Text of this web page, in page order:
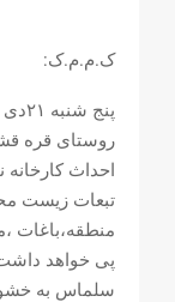
ک.م.م.ک:
روستای قره
احداث
تبعات زیست
منطقه،باغات
پی خواهد
سلماس به